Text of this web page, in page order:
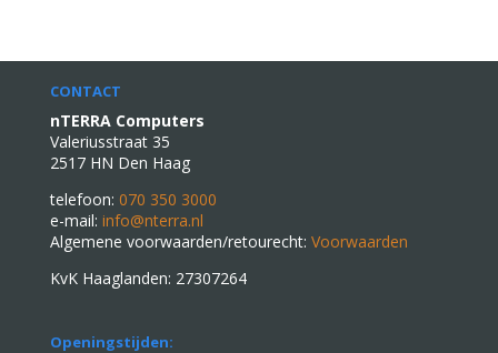
CONTACT
nTERRA Computers
Valeriusstraat 35
2517 HN Den Haag
telefoon: 070 350 3000
e-mail: info@nterra.nl
Algemene voorwaarden/retourecht: Voorwaarden
KvK Haaglanden: 27307264
Openingstijden: